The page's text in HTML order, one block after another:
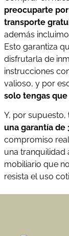
preocuparte
transporte
además
Esto garantiza
disfrutarla de
instrucciones
valioso, y por
solo tengas
Y, por supuesto,
una garantía de
compromiso
una tranquilidad
mobiliario que
resista el uso